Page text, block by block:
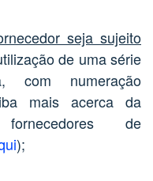
seja sujeito
de uma série
com numeração
mais acerca da
de
);